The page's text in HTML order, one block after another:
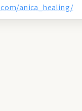
anica_healing/